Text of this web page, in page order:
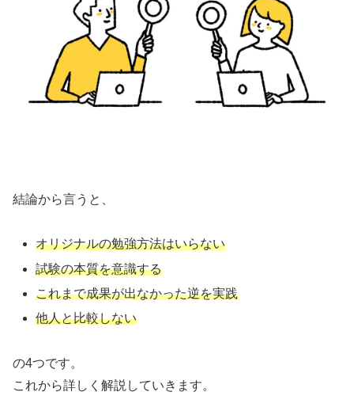
結論から言うと、
オリジナルの勉強方法はいらない
試験の本質を意識する
これまで成果が出なかった逆を実践
他人と比較しない
の4つです。
これから詳しく解説していきます。